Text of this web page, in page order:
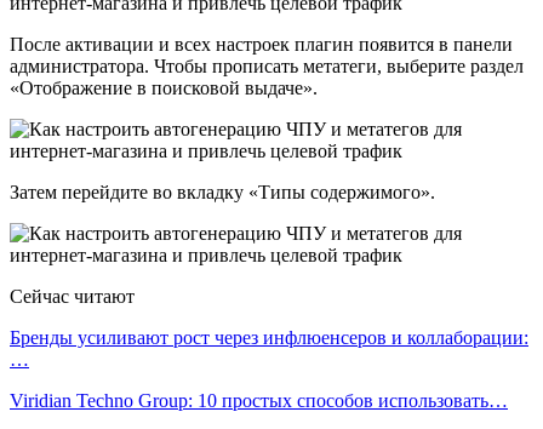
После активации и всех настроек плагин появится в панели
администратора. Чтобы прописать метатеги, выберите раздел
«Отображение в поисковой выдаче».
Затем перейдите во вкладку «Типы содержимого».
Сейчас читают
Бренды усиливают рост через инфлюенсеров и коллаборации:
…
Viridian Techno Group: 10 простых способов использовать…